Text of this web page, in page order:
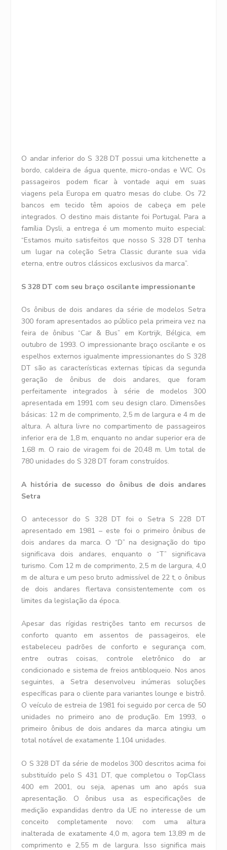
O andar inferior do S 328 DT possui uma kitchenette a
bordo, caldeira de água quente, micro-ondas e WC. Os
passageiros podem ficar à vontade aqui em suas
viagens pela Europa em quatro mesas do clube. Os 72
bancos em tecido têm apoios de cabeça em pele
integrados. O destino mais distante foi Portugal. Para a
família Dysli, a entrega é um momento muito especial:
“Estamos muito satisfeitos que nosso S 328 DT tenha
um lugar na coleção Setra Classic durante sua vida
eterna, entre outros clássicos exclusivos da marca”.
S 328 DT com seu braço oscilante impressionante
Os ônibus de dois andares da série de modelos Setra
300 foram apresentados ao público pela primeira vez na
feira de ônibus “Car & Bus” em Kortrijk, Bélgica, em
outubro de 1993. O impressionante braço oscilante e os
espelhos externos igualmente impressionantes do S 328
DT são as características externas típicas da segunda
geração de ônibus de dois andares, que foram
perfeitamente integrados à série de modelos 300
apresentada em 1991 com seu design claro. Dimensões
básicas: 12 m de comprimento, 2,5 m de largura e 4 m de
altura. A altura livre no compartimento de passageiros
inferior era de 1,8 m, enquanto no andar superior era de
1,68 m. O raio de viragem foi de 20,48 m. Um total de
780 unidades do S 328 DT foram construídos.
A história de sucesso do ônibus de dois andares
Setra
O antecessor do S 328 DT foi o Setra S 228 DT
apresentado em 1981 – este foi o primeiro ônibus de
dois andares da marca. O “D” na designação do tipo
significava dois andares, enquanto o “T” significava
turismo. Com 12 m de comprimento, 2,5 m de largura, 4,0
m de altura e um peso bruto admissível de 22 t, o ônibus
de dois andares flertava consistentemente com os
limites da legislação da época.
Apesar das rígidas restrições tanto em recursos de
conforto quanto em assentos de passageiros, ele
estabeleceu padrões de conforto e segurança com,
entre outras coisas, controle eletrônico do ar
condicionado e sistema de freios antibloqueio. Nos anos
seguintes, a Setra desenvolveu inúmeras soluções
específicas para o cliente para variantes lounge e bistrô.
O veículo de estreia de 1981 foi seguido por cerca de 50
unidades no primeiro ano de produção. Em 1993, o
primeiro ônibus de dois andares da marca atingiu um
total notável de exatamente 1.104 unidades.
O S 328 DT da série de modelos 300 descritos acima foi
substituído pelo S 431 DT, que completou o TopClass
400 em 2001, ou seja, apenas um ano após sua
apresentação. O ônibus usa as especificações de
medição expandidas dentro da UE no interesse de um
conceito completamente novo: com uma altura
inalterada de exatamente 4,0 m, agora tem 13,89 m de
comprimento e 2,55 m de largura. Isso significa mais